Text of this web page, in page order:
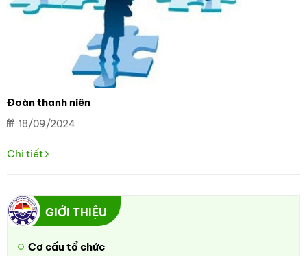
Đoàn thanh niên
18/09/2024
Chi tiết
GIỚI THIỆU
Cơ cấu tổ chức